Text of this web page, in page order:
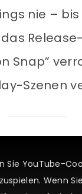
nie – bis
Snap”
Szenen
Sie YouTube-
Wenn